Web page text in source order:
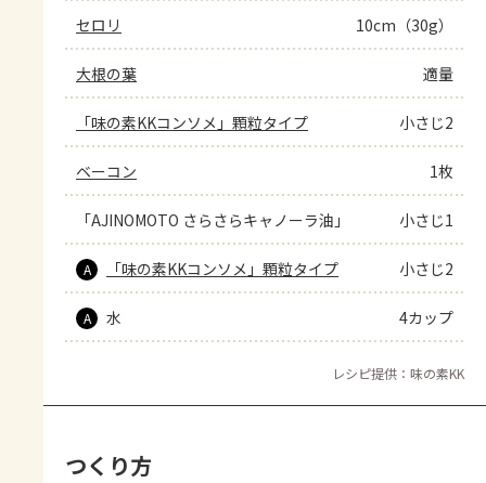
セロリ 10cm（30g）
大根の葉 適量
「味の素KKコンソメ」顆粒タイプ 小さじ2
ベーコン 1枚
「AJINOMOTO さらさらキャノーラ油」 小さじ1
A 「味の素KKコンソメ」顆粒タイプ 小さじ2
A 水 4カップ
レシピ提供：味の素KK
つくり方